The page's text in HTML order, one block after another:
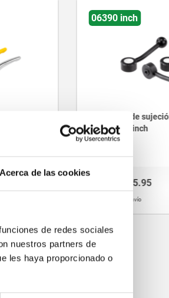
de las cookies
de redes sociales
nuestros partners de
les haya proporcionado o
06460 inch
Palancas de
inyectada de cinc
y tapa protectora,
$301.00
más IVA.
más gastos de envío